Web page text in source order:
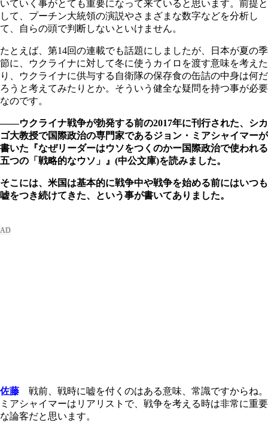
いていく事がとても重要になって来ていると思います。前提と
して、プーチン大統領の演説やさまざまな数字などを分析し
て、自らの頭で判断しないといけません。
たとえば、第14回の連載でも話題にしましたが、日本が夏の季
節に、ウクライナに対して冬に使うカイロを渡す意味を考えた
り、ウクライナに供与する自衛隊の保存食の缶詰の中身は何だ
ろうと考えてみたりとか。そういう健全な疑問を持つ事が必要
なのです。
――ウクライナ戦争が勃発する前の2017年に刊行された、シカ
ゴ大教授で国際政治の専門家であるジョン・ミアシャイマーが
書いた『なぜリーダーはウソをつくのかー国際政治で使われる
五つの「戦略的なウソ」』(中公文庫)を読みました。
そこには、米国は基本的に戦争中や戦争を始める前にはいつも
嘘をつき続けてきた、という事が書いてありました。
佐藤 戦前、戦時に嘘を付くのはある意味、常識ですからね。
ミアシャイマーはリアリストで、戦争を考える時は非常に重要
な論客だと思います。